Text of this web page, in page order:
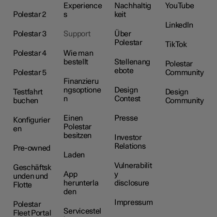
Polestar 2
Polestar 3
Polestar 4
Polestar 5
Testfahrt
buchen
Konfigurier
en
Pre-owned
Geschäftsk
unden und
Flotte
Polestar
Fleet Portal
Experience
s
Support
Wie man
bestellt
Finanzieru
ngsoptione
n
Einen
Polestar
besitzen
Laden
App
herunterla
den
Servicestel
Nachhaltig
keit
Über
Polestar
Stellenang
ebote
Design
Contest
Presse
Investor
Relations
Vulnerabilit
y
disclosure
Impressum
YouTube
LinkedIn
TikTok
Polestar
Community
Design
Community